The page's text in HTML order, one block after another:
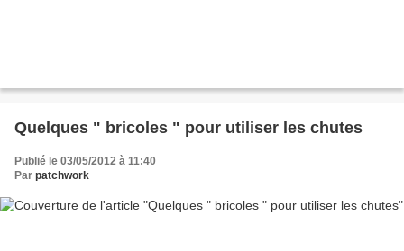
Quelques " bricoles " pour utiliser les chutes
Publié le 03/05/2012 à 11:40
Par patchwork